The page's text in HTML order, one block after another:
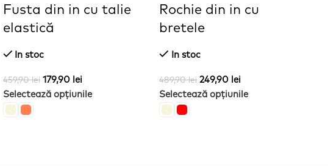
Fusta din in cu talie
elastică
In stoc
459,90lei 179,90 lei
Selectează opțiunile
Rochie din in cu
bretele
In stoc
489,90lei 249,90 lei
Selectează opțiunile